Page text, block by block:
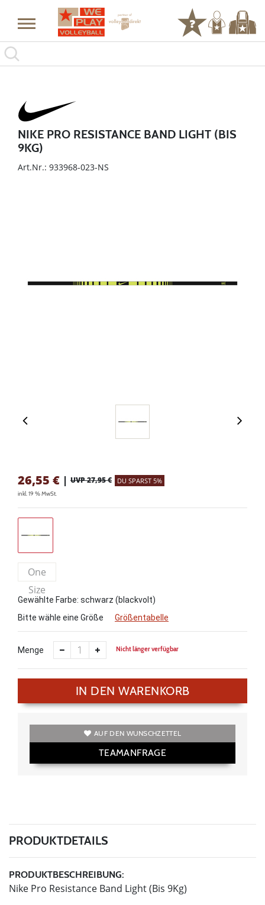
NIKE PRO RESISTANCE BAND LIGHT (BIS
9KG)
Art.Nr.: 933968-023-NS
26,55 € | UVP 27,95 € DU SPARST 5%
inkl. 19 % MwSt.
One
Size
Gewählte Farbe: schwarz (blackvolt)
Bitte wähle eine Größe
Größentabelle
Menge Nicht länger verfügbar
IN DEN WARENKORB
AUF DEN WUNSCHZETTEL
TEAMANFRAGE
PRODUKTDETAILS
PRODUKTBESCHREIBUNG:
Nike Pro Resistance Band Light (Bis 9Kg)